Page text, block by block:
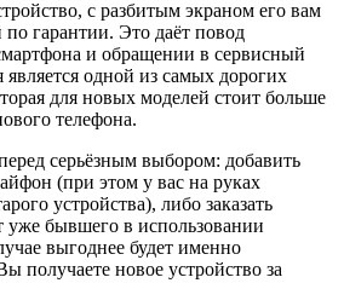
с разбитым экраном его вам
гарантии. Это даёт повод
и обращении в сервисный
одной из самых дорогих
для новых моделей стоит больше
телефона.
серьёзным выбором: добавить
(при этом у вас на руках
устройства), либо заказать
уже бывшего в использовании
выгоднее будет именно
получаете новое устройство за